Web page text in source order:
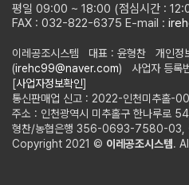
평일 09:00 ~ 18:00 (점심시간 :
FAX : 032-822-6375 E-mail :
이레공조시스템 대표 : 윤형찬 개인정
(irehc99@naver.com) 사업자 등록
[사업자정보확인]
통신판매업 신고 : 2022-인천미추홀-
주소 : 인천광역시 미추홀구 한나루로
형찬/농협은행 356-0693-7580-03,
Copyright 2021 © 이레공조시스템.